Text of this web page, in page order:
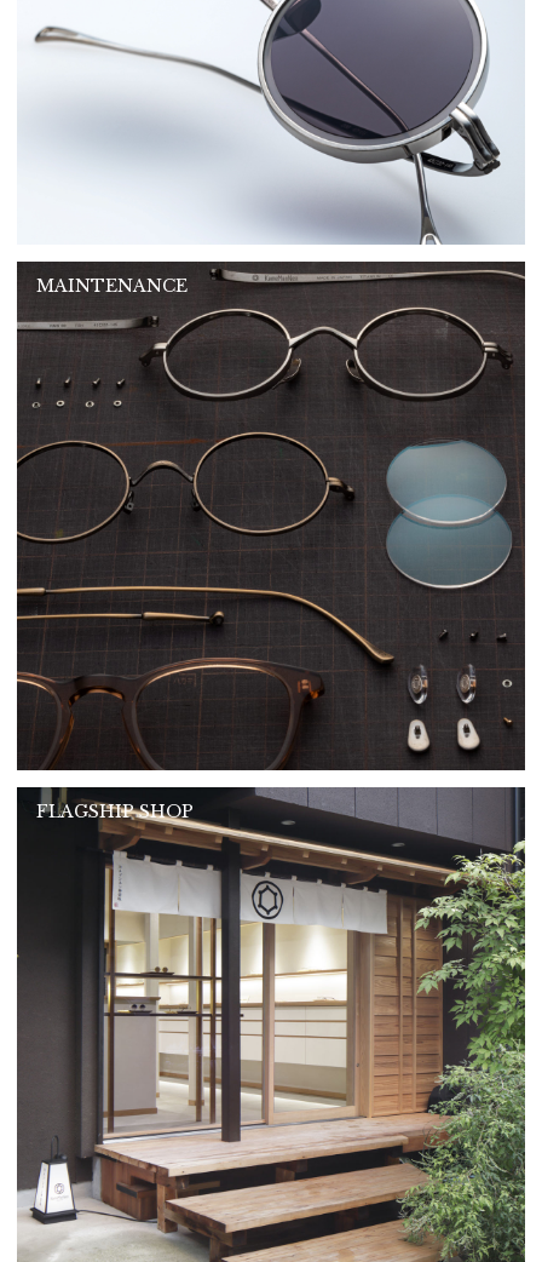
MAINTENANCE
FLAGSHIP SHOP